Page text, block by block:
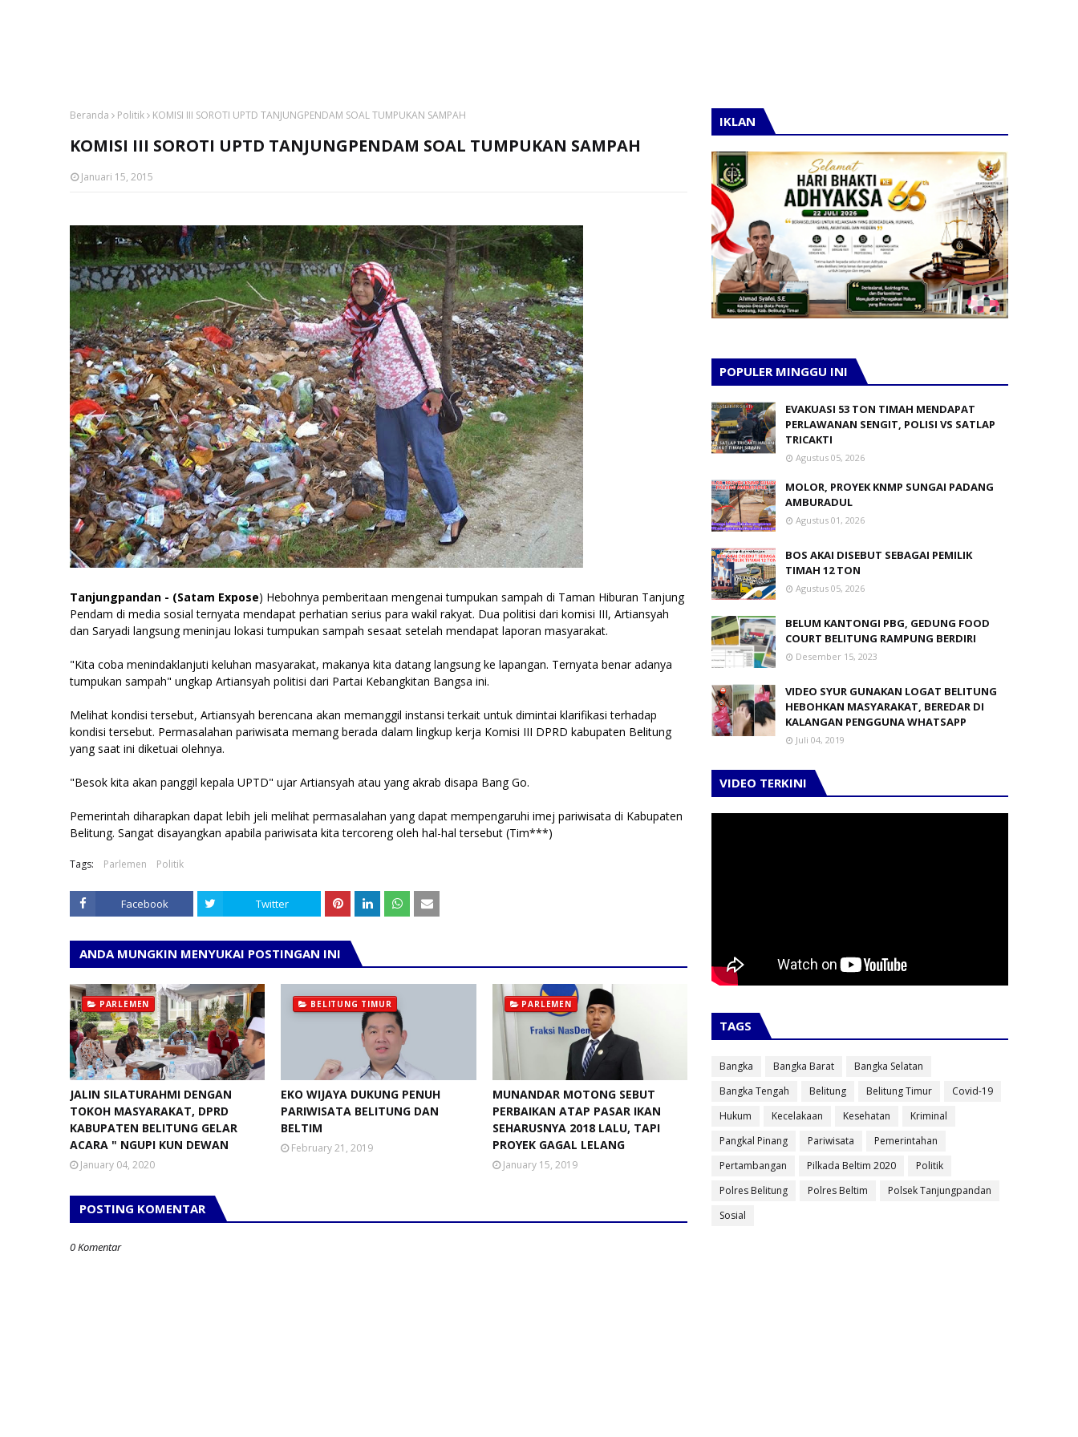
Beranda Politik KOMISI III SOROTI UPTD TANJUNGPENDAM SOAL TUMPUKAN SAMPAH
KOMISI III SOROTI UPTD TANJUNGPENDAM SOAL TUMPUKAN SAMPAH
Januari 15, 2015
Tanjungpandan - (Satam Expose) Hebohnya pemberitaan mengenai tumpukan sampah di Taman Hiburan Tanjung
Pendam di media sosial ternyata mendapat perhatian serius para wakil rakyat. Dua politisi dari komisi III, Artiansyah
dan Saryadi langsung meninjau lokasi tumpukan sampah sesaat setelah mendapat laporan masyarakat.
"Kita coba menindaklanjuti keluhan masyarakat, makanya kita datang langsung ke lapangan. Ternyata benar adanya
tumpukan sampah" ungkap Artiansyah politisi dari Partai Kebangkitan Bangsa ini.
Melihat kondisi tersebut, Artiansyah berencana akan memanggil instansi terkait untuk dimintai klarifikasi terhadap
kondisi tersebut. Permasalahan pariwisata memang berada dalam lingkup kerja Komisi III DPRD kabupaten Belitung
yang saat ini diketuai olehnya.
"Besok kita akan panggil kepala UPTD" ujar Artiansyah atau yang akrab disapa Bang Go.
Pemerintah diharapkan dapat lebih jeli melihat permasalahan yang dapat mempengaruhi imej pariwisata di Kabupaten
Belitung. Sangat disayangkan apabila pariwisata kita tercoreng oleh hal-hal tersebut (Tim***)
Tags: Parlemen Politik
Facebook Twitter
ANDA MUNGKIN MENYUKAI POSTINGAN INI
PARLEMEN
JALIN SILATURAHMI DENGAN
TOKOH MASYARAKAT, DPRD
KABUPATEN BELITUNG GELAR
ACARA " NGUPI KUN DEWAN
January 04, 2020
BELITUNG TIMUR
EKO WIJAYA DUKUNG PENUH
PARIWISATA BELITUNG DAN
BELTIM
February 21, 2019
PARLEMEN
MUNANDAR MOTONG SEBUT
PERBAIKAN ATAP PASAR IKAN
SEHARUSNYA 2018 LALU, TAPI
PROYEK GAGAL LELANG
January 15, 2019
POSTING KOMENTAR
0 Komentar
IKLAN
POPULER MINGGU INI
EVAKUASI 53 TON TIMAH MENDAPAT
PERLAWANAN SENGIT, POLISI VS SATLAP
TRICAKTI
Agustus 05, 2026
MOLOR, PROYEK KNMP SUNGAI PADANG
AMBURADUL
Agustus 01, 2026
BOS AKAI DISEBUT SEBAGAI PEMILIK
TIMAH 12 TON
Agustus 05, 2026
BELUM KANTONGI PBG, GEDUNG FOOD
COURT BELITUNG RAMPUNG BERDIRI
Desember 15, 2023
VIDEO SYUR GUNAKAN LOGAT BELITUNG
HEBOHKAN MASYARAKAT, BEREDAR DI
KALANGAN PENGGUNA WHATSAPP
Juli 04, 2019
VIDEO TERKINI
TAGS
Bangka Bangka Barat
Bangka Selatan
Bangka Tengah
Belitung Belitung Timur
Covid-19
Hukum
Kecelakaan Kesehatan
Kriminal
Pangkal Pinang
Pariwisata
Pemerintahan
Pertambangan
Pilkada Beltim 2020
Politik
Polres Belitung
Polres Beltim
Polsek Tanjungpandan
Sosial